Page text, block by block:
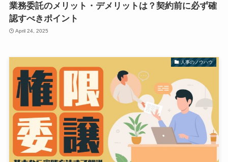
業務委託のメリット・デメリットは？契約前に必ず確
認すべきポイント
April 24, 2025
人事のノウハウ